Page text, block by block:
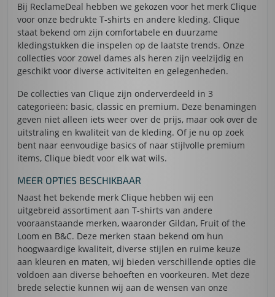
Bij ReclameDeal hebben we gekozen voor het merk Clique
voor onze bedrukte T-shirts en andere kleding. Clique
staat bekend om zijn comfortabele en duurzame
kledingstukken die inspelen op de laatste trends. Onze
collecties voor zowel dames als heren zijn veelzijdig en
geschikt voor diverse activiteiten en gelegenheden.
De collecties van Clique zijn onderverdeeld in 3
categorieën: basic, classic en premium. Deze benamingen
geven niet alleen iets weer over de prijs, maar ook over de
uitstraling en kwaliteit van de kleding. Of je nu op zoek
bent naar eenvoudige basics of naar stijlvolle premium
items, Clique biedt voor elk wat wils.
MEER OPTIES BESCHIKBAAR
Naast het bekende merk Clique hebben wij een
uitgebreid assortiment aan T-shirts van andere
vooraanstaande merken, waaronder Gildan, Fruit of the
Loom en B&C. Deze merken staan bekend om hun
hoogwaardige kwaliteit, diverse stijlen en ruime keuze
aan kleuren en maten, wij bieden verschillende opties die
voldoen aan diverse behoeften en voorkeuren. Met deze
brede selectie kunnen wij aan de wensen van onze